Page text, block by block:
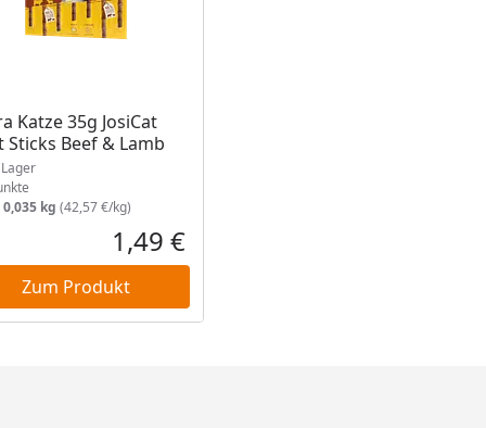
Katze 35g JosiCat
Sticks Beef & Lamb
am Lager
0,035 kg (42,57 €/kg)
Aktueller Preis
1,49 €
Zum Produkt